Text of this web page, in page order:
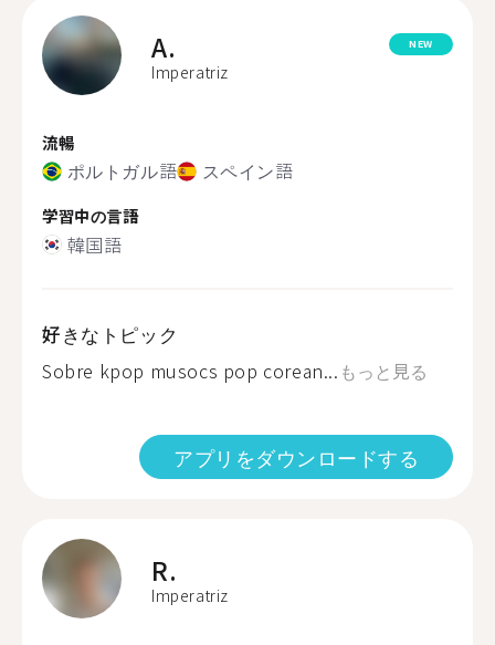
A.
Imperatriz
NEW
流暢
ポルトガル語 スペイン語
学習中の言語
韓国語
好きなトピック
Sobre kpop musocs pop corean... もっと見る
アプリをダウンロードする
R.
Imperatriz